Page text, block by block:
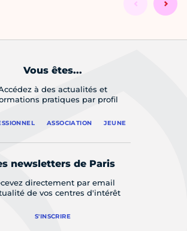
Vous êtes...
à des actualités et
pratiques par profil
ASSOCIATION JEUNE
newsletters de Paris
directement par email
de vos centres d'intérêt
S'INSCRIRE